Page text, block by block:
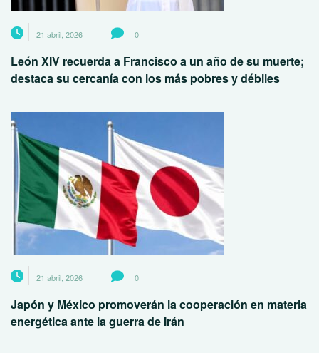
21 abril, 2026 0
León XIV recuerda a Francisco a un año de su muerte;
destaca su cercanía con los más pobres y débiles
21 abril, 2026 0
Japón y México promoverán la cooperación en materia
energética ante la guerra de Irán